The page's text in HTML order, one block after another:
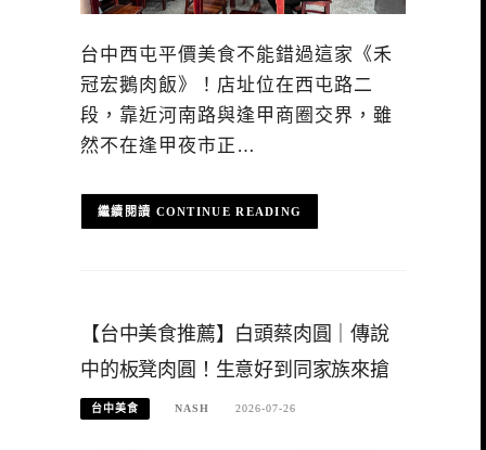
台中西屯平價美食不能錯過這家《禾
冠宏鵝肉飯》！店址位在西屯路二
段，靠近河南路與逢甲商圈交界，雖
然不在逢甲夜市正…
CONTINUE READING
【台中美食推薦】白頭蔡肉圓｜傳說
中的板凳肉圓！生意好到同家族來搶
台中美食 NASH 2026-07-26